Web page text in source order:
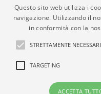
garanzia da parte di
quindi non è
correttezza, della
materia di privacy e/o
suddetti annunci.
© Copyright 2007 -
Questo sito web utilizza i
navigazione. Utilizzando il
in conformità con la
STRETTAMENTE NECESSARI
TARGETING
ACCETTA